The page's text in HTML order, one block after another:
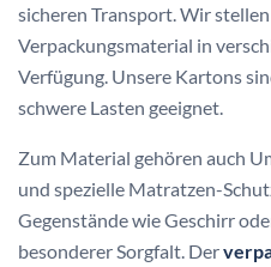
sicheren Transport. Wir
Verpackungsmaterial in
Verfügung. Unsere Kartons
schwere Lasten geeignet.
Zum Material gehören auch
und spezielle Matratzen-
Gegenstände wie Geschirr
besonderer Sorgfalt. Der